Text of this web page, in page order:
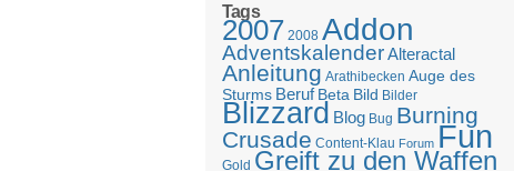
Tags
2007 2008 Addon
AdventskalenderAlteractal
Anleitung Arathibecken Auge des
Sturms Beruf Beta Bild Bilder
Blizzard Blog Bug Burning
Crusade Content-Klau Forum Fun
Gold Greift zu den Waffen